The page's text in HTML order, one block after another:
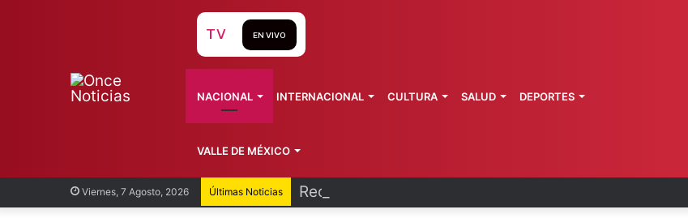
Viernes, 7 Agosto, 2026 Últimas Noticias Recorren la última ruta de Kimberly Moya
TV EN VIVO
NACIONAL INTERNACIONAL CULTURA SALUD DEPORTES
VALLE DE MÉXICO